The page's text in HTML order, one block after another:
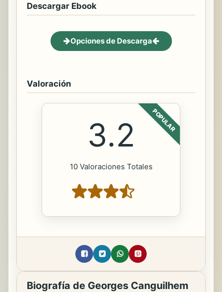
Descargar Ebook
Opciones de Descarga
Valoración
POPULAR
3.2
10 Valoraciones Totales
Biografía de Georges Canguilhem